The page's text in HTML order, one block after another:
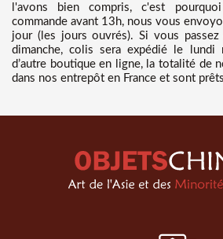
l'avons bien compris, c'est
commande avant 13h, nous vous
jour (les jours ouvrés). Si vous passez
dimanche, colis sera expédié le lundi
d’autre boutique en ligne, la totalité de
dans nos entrepôt en France et sont